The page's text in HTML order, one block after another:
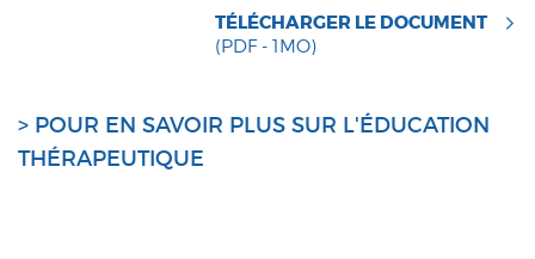
TÉLÉCHARGER LE DOCUMENT
(PDF - 1MO)
> POUR EN SAVOIR PLUS SUR L'ÉDUCATION
THÉRAPEUTIQUE